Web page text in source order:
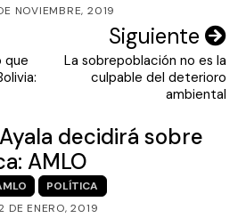
NOVIEMBRE, 2019
que
Siguiente
La sobrepoblación no es la
culpable del deterioro
ambiental
decidirá sobre
AMLO
POLÍTICA
DE ENERO, 2019